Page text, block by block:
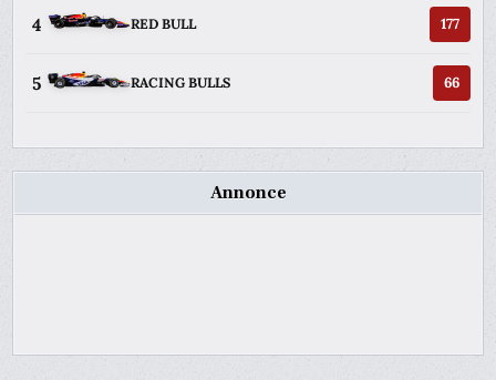
4 RED BULL 177
5 RACING BULLS 66
Annonce